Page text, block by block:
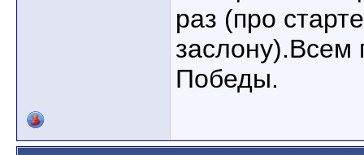
раз (про
заслону).Всем
Победы.